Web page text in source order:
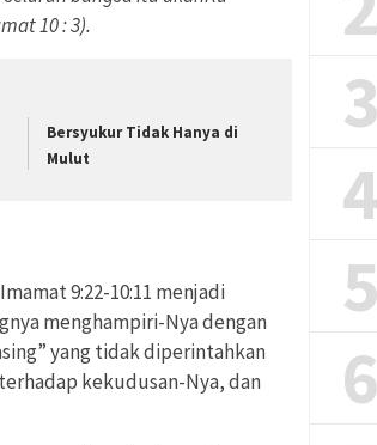
10 : 3).
Bersyukur Tidak Hanya di
Mulut
9:22-10:11 menjadi
menghampiri-Nya dengan
yang tidak diperintahkan
kekudusan-Nya, dan
3
4
5
6